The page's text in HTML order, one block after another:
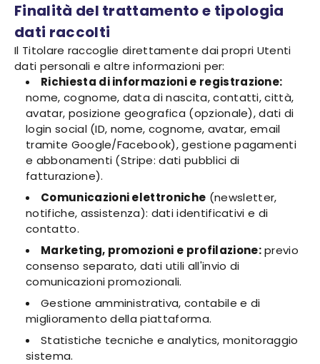
Finalità del trattamento e tipologia
dati raccolti
Il Titolare raccoglie direttamente dai propri Utenti
dati personali e altre informazioni per:
Richiesta di informazioni e registrazione:
nome, cognome, data di nascita, contatti, città,
avatar, posizione geografica (opzionale), dati di
login social (ID, nome, cognome, avatar, email
tramite Google/Facebook), gestione pagamenti
e abbonamenti (Stripe: dati pubblici di
fatturazione).
Comunicazioni elettroniche (newsletter,
notifiche, assistenza): dati identificativi e di
contatto.
Marketing, promozioni e profilazione:previo
consenso separato, dati utili all'invio di
comunicazioni promozionali.
Gestione amministrativa, contabile e di
miglioramento della piattaforma.
Statistiche tecniche e analytics, monitoraggio
sistema.